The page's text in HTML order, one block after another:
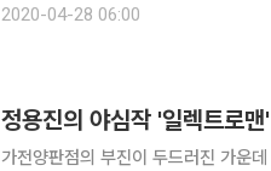
목 50% 할인에 나선다. 연휴가 긴 만
2020-04-28 06:00
정용진의 야심작 '일렉트로
가전양판점의 부진이 두드러진 가운